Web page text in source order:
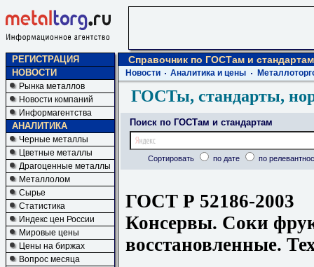
РЕГИСТРАЦИЯ
НОВОСТИ
Рынка металлов
Новости компаний
Информагентства
АНАЛИТИКА
Черные металлы
Цветные металлы
Драгоценные металлы
Металлолом
Сырье
Статистика
Индекс цен России
Мировые цены
Цены на биржах
Вопрос месяца
Справочник по ГОСТам и стандартам
Новости Аналитика и цены
ГОСТы, стандарты,
Поиск по ГОСТам и стандартам
Сортировать по дате по
ГОСТ Р 52186-2003
Консервы. Соки
восстановленные.